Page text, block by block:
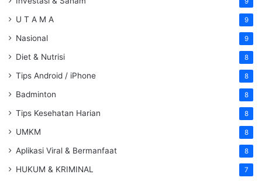
U T A M A 9
Nasional 9
Diet & Nutrisi 8
Tips Android / iPhone 8
Badminton 8
Tips Kesehatan Harian 8
UMKM 8
Aplikasi Viral & Bermanfaat 8
HUKUM & KRIMINAL 7